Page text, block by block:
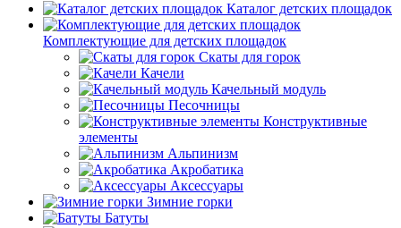
Каталог детских площадок
Комплектующие для детских площадок
Скаты для горок
Качели
Качельный модуль
Песочницы
Конструктивные
элементы
Альпинизм
Акробатика
Аксессуары
Зимние горки
Батуты